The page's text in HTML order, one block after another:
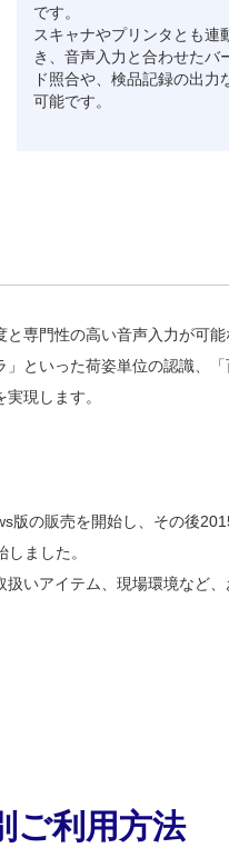
です。
スキャナやプリンタとも連
き、音声入力と合わせたバ
ド照合や、検品記録の出力
可能です。
専門性の高い音声入力が可
といった荷姿単位の認識、
現します。
版の販売を開始し、その後
ました。
いアイテム、現場環境など
ご利用方法